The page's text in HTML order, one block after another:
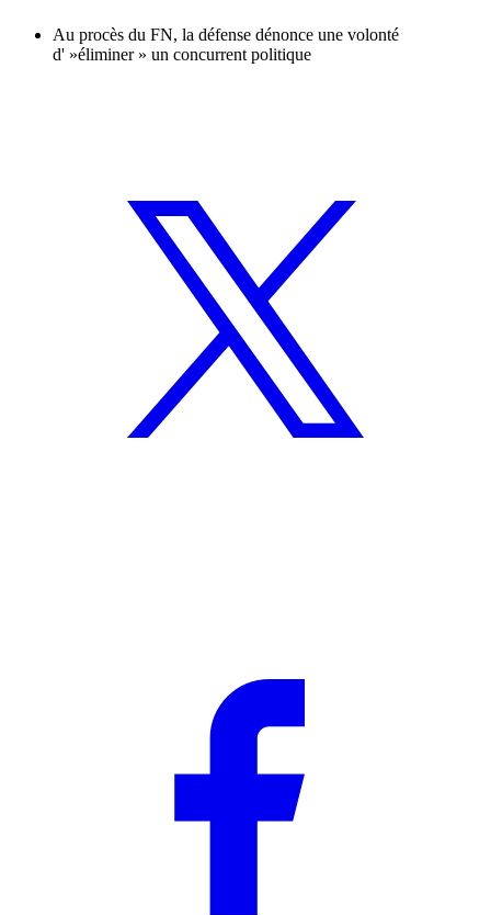
Au procès du FN, la défense dénonce une volonté
d' »éliminer » un concurrent politique